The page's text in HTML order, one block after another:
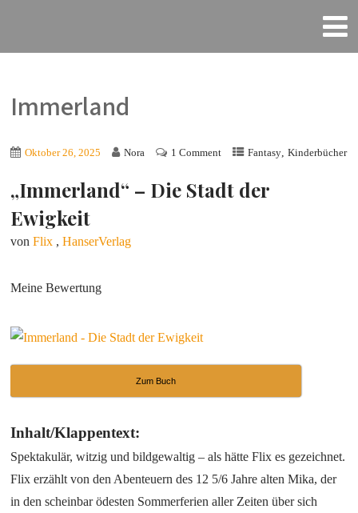
Immerland
Oktober 26, 2025 Nora 1 Comment Fantasy ,Kinderbücher
„Immerland“ – Die Stadt der
Ewigkeit
vonFlix ,HanserVerlag
Meine Bewertung
Zum Buch
Inhalt/Klappentext:
Spektakulär, witzig und bildgewaltig – als hätte Flix es gezeichnet.
Flix erzählt von den Abenteuern des 12 5/6 Jahre alten Mika, der
in den scheinbar ödesten Sommerferien aller Zeiten über sich